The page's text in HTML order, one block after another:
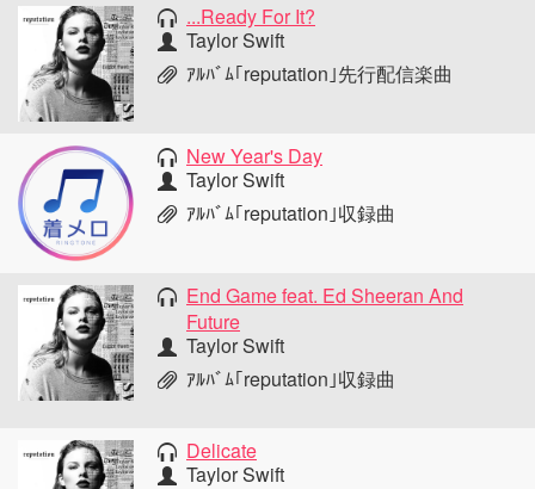
...Ready For It?
Taylor Swift
ｱﾙﾊﾞﾑ｢reputation｣先行配信楽曲
New Year's Day
Taylor Swift
ｱﾙﾊﾞﾑ｢reputation｣収録曲
End Game feat. Ed Sheeran And
Future
Taylor Swift
ｱﾙﾊﾞﾑ｢reputation｣収録曲
Delicate
Taylor Swift